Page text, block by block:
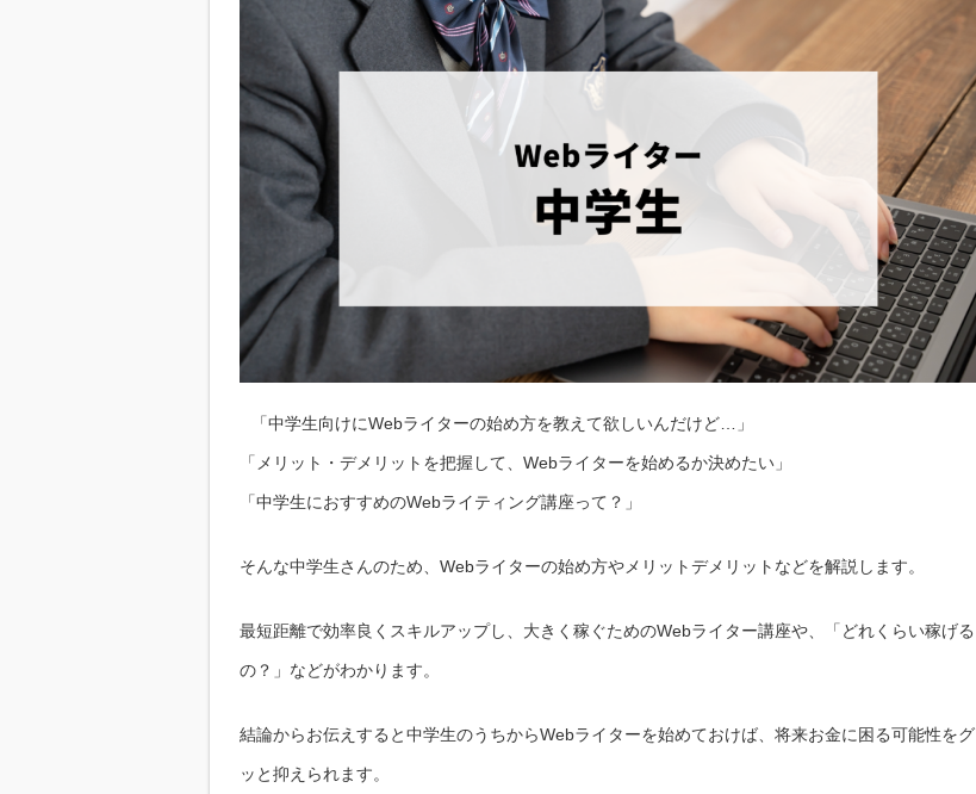
「中学生向けにWebライターの始め方を教えて欲しいんだけど…」
「メリット・デメリットを把握して、Webライターを始めるか決めたい」
「中学生におすすめのWebライティング講座って？」
そんな中学生さんのため、Webライターの始め方やメリットデメリットなどを解説します。
最短距離で効率良くスキルアップし、大きく稼ぐためのWebライター講座や、「どれくらい稼げる
の？」などがわかります。
結論からお伝えすると中学生のうちからWebライターを始めておけば、将来お金に困る可能性をグ
ッと抑えられます。